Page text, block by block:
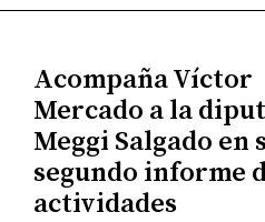
Acompaña Víctor
Mercado a la
Meggi Salgado en
segundo informe
actividades